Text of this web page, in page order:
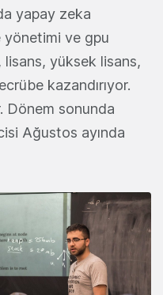
yapay zeka
yönetimi ve gpu
lisans, yüksek lisans,
kazandırıyor.
Dönem sonunda
Ağustos ayında